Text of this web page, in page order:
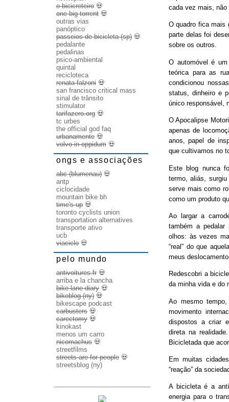
cada vez mais,
O quadro fica mais
parte delas foi
sobre os outros.
O automóvel é
teórica para as
condicionou
status, dinheiro e
único responsável,
O Apocalipse
apenas de
anos, papel de
que cultivamos no
Este blog nunca
termo, aliás,
serve mais como
como um produto
Ao largar a
também a pedalar
olhos: às vezes
“real” do que
meus
Redescobri a
da minha vida e do
Ao mesmo
movimento
dispostos a criar
direta na
Bicicletada que
Em muitas
“reação” da
A bicicleta é a
energia para o
o bicicreteiro 💀
one big torrent 💀
outras vias
panóptico
passeios de bicicleta (sp) 💀
pedalante
pedalinas
psico-ambiental
quintal
recicloteca
renata falzoni 💀
san francisco critical mass
sinal de trânsito
stimulator
tarifazero.org 💀
tc urbes
the official god faq
urbanamente 💀
volvo in oppidum 💀
ongs e associações
abc (blumenau) 💀
antp
ciclocidade
mountain bike bh
time's up 💀
toronto cyclists union
transportation alternatives
transporte ativo
ucb
viaciclo 💀
pelo mundo
antivoitures.fr 💀
arriba e la chancha
bike lane diary 💀
bikeblog (ny) 💀
bikescape podcast
carbusters 💀
carectomy 💀
kinokast
menos um carro
nicomachus 💀
streetfilms
streets are for people 💀
streetsblog (ny)